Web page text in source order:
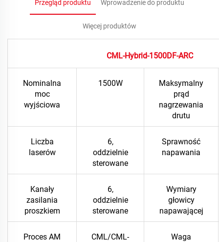
Przegląd produktu Wprowadzenie do produktu
Więcej produktów
CML-Hybrid-1500DF-ARC
Nominalna
moc
wyjściowa
1500W
Maksymalny
prąd
nagrzewania
drutu
Liczba
laserów
6,
oddzielnie
sterowane
Sprawność
napawania
Kanały
zasilania
proszkiem
6,
oddzielnie
sterowane
Wymiary
głowicy
napawającej
Proces AM
CML/CML-
Waga